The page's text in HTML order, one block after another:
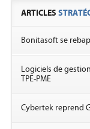
ARTICLES
Bonitasoft se
Logiciels de
TPE-PME
Cybertek reprend